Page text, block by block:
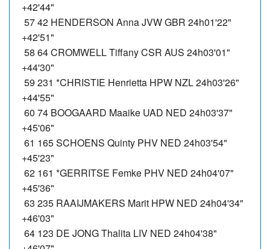
+42'44"
57 42 HENDERSON Anna JVW GBR 24h01'22"
+42'51"
58 64 CROMWELL Tiffany CSR AUS 24h03'01"
+44'30"
59 231 *CHRISTIE Henrietta HPW NZL 24h03'26"
+44'55"
60 74 BOOGAARD Maaike UAD NED 24h03'37"
+45'06"
61 165 SCHOENS Quinty PHV NED 24h03'54"
+45'23"
62 161 *GERRITSE Femke PHV NED 24h04'07"
+45'36"
63 235 RAAIJMAKERS Marit HPW NED 24h04'34"
+46'03"
64 123 DE JONG Thalita LIV NED 24h04'38"